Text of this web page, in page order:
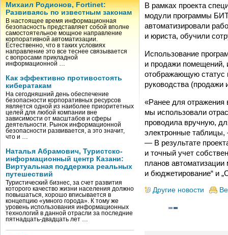
Михаил Родионов, Fortinet:
Развиваясь по известным законам
В настоящее время информационная
безопасность представляет собой вполне
самостоятельное мощное направление
корпоративной автоматизации.
Естественно, что в таких условиях
направление это все теснее связывается
с вопросами прикладной
информационной …
Как эффективно противостоять
кибератакам
На сегодняшний день обеспечение
безопасности корпоративных ресурсов
является одной из наиболее приоритетных
целей для любой компании вне
зависимости от масштабов и сферы
деятельности. Рынок информационной
безопасности развивается, а это значит,
что и …
Наталья Абрамович, Туристско-
информационный центр Казани:
Виртуальная поддержка реальных
путешествий
Туристический бизнес, за счет развития
которого качество жизни населения должно
повышаться, хорошо вписывается в
концепцию «умного города». К тому же
уровень использования информационных
технологий в данной отрасли за последние
пятнадцать-двадцать лет …
В рамках проекта
модули программы
автоматизировали
и юриста, обучили
Использование
и продажи помещений,
отображающую статус
руководства
«Ранее для отражения
мы использовали
проводила вручную,
электронные
— В результате
и точный учет
планов
и бюджетирование“ и
Другие новости